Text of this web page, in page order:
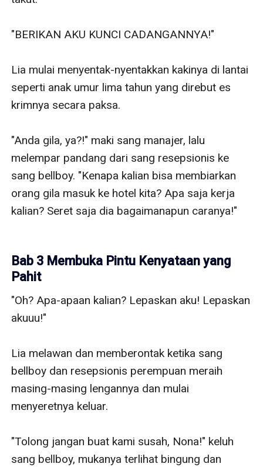
"BERIKAN AKU KUNCI CADANGANNYA!"
Lia mulai menyentak-nyentakkan kakinya di lantai
seperti anak umur lima tahun yang direbut es
krimnya secara paksa.
"Anda gila, ya?!" maki sang manajer, lalu
melempar pandang dari sang resepsionis ke
sang bellboy. "Kenapa kalian bisa membiarkan
orang gila masuk ke hotel kita? Apa saja kerja
kalian? Seret saja dia bagaimanapun caranya!"
Bab 3 Membuka Pintu Kenyataan yang
Pahit
"Oh? Apa-apaan kalian? Lepaskan aku! Lepaskan
akuuu!"
Lia melawan dan memberontak ketika sang
bellboy dan resepsionis perempuan meraih
masing-masing lengannya dan mulai
menyeretnya keluar.
"Tolong jangan buat kami susah, Nona!" keluh
sang bellboy, mukanya terlihat bingung dan